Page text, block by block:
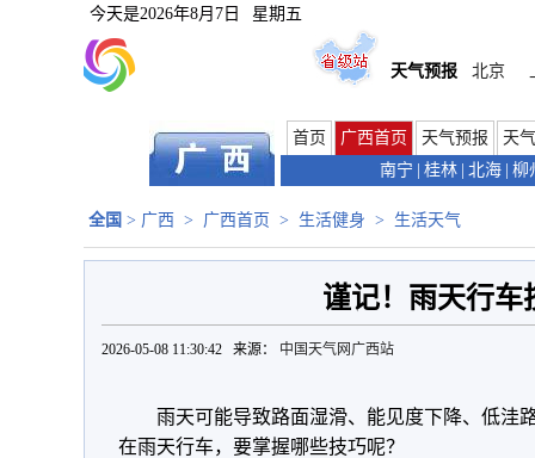
今天是2026年8月7日 星期五
天气预报 北京
首页 广西首页 天气预报
天
南宁
桂林 北海 柳
全国 > 广西 > 广西首页 > 生活健身 > 生活天气
谨记！雨天行车
2026-05-08 11:30:42 来源： 中国天气网广西站
雨天可能导致路面湿滑、能见度下降、低洼
在雨天行车，要掌握哪些技巧呢？